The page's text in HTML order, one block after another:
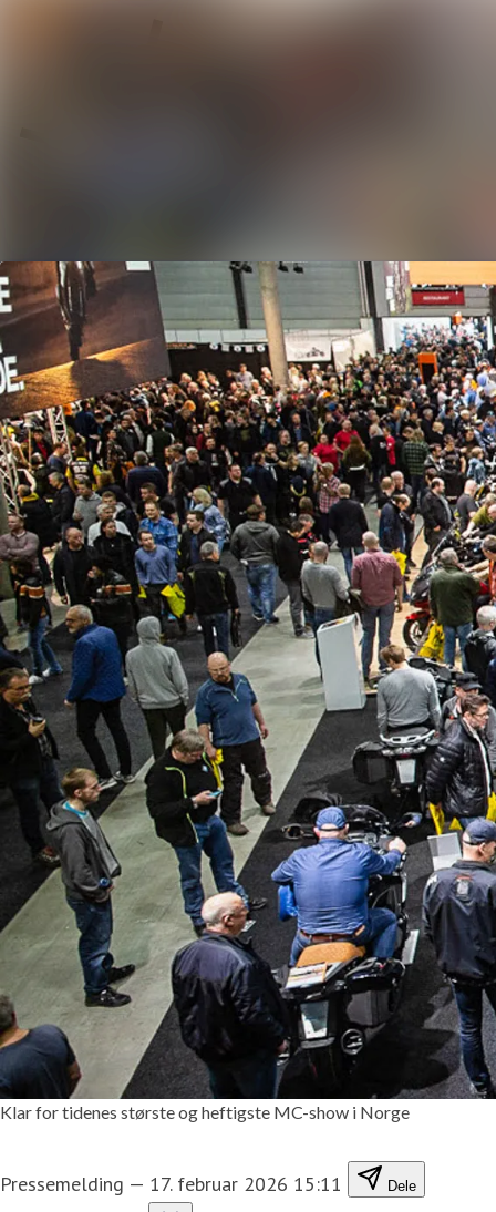
Klar for tidenes største og heftigste MC-show i Norge
Pressemelding — 17. februar 2026 15:11 Dele